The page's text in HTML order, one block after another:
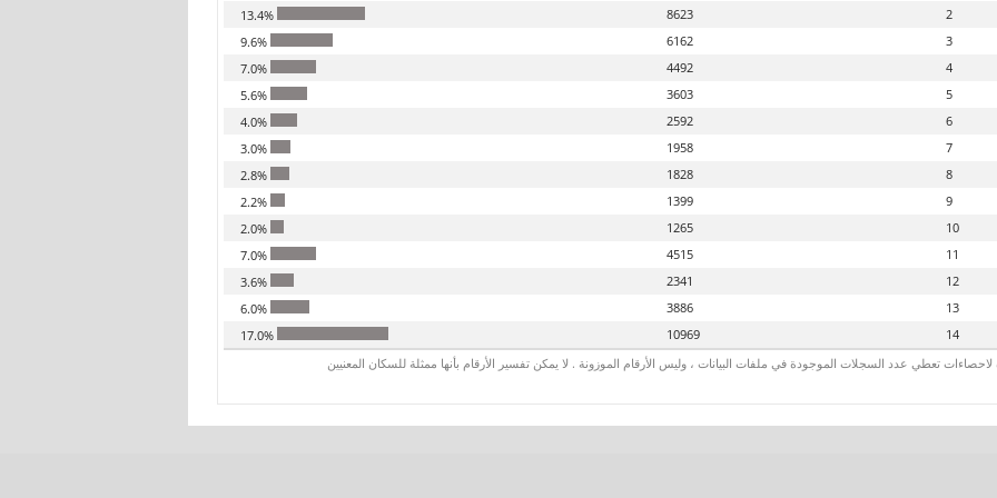
2
8623
3
6162
4
4492
5
3603
6
2592
7
1958
8
1828
9
1399
10
1265
11
4515
12
2341
13
3886
14
10969
تعطي عدد السجلات الموجودة في ملفات البيانات ، وليس الأرقام الموزونة . لا يمكن تفسير الأرقام بأنها ممثلة للسكان المعنيين